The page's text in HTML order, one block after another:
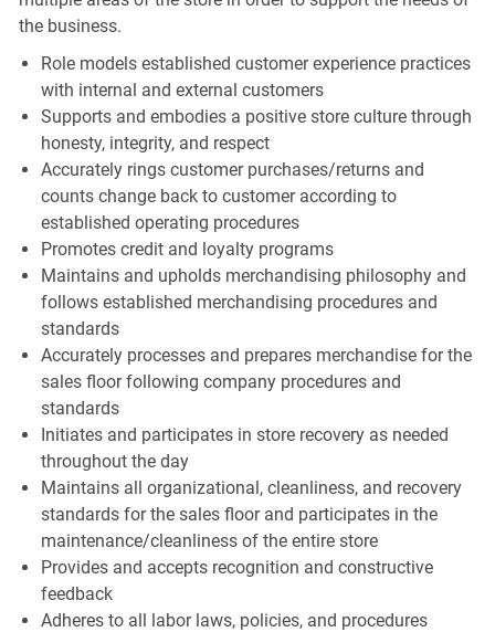
the business.
Role models established customer experience practices
with internal and external customers
Supports and embodies a positive store culture through
honesty, integrity, and respect
Accurately rings customer purchases/returns and
counts change back to customer according to
established operating procedures
Promotes credit and loyalty programs
Maintains and upholds merchandising philosophy and
follows established merchandising procedures and
standards
Accurately processes and prepares merchandise for the
sales floor following company procedures and
standards
Initiates and participates in store recovery as needed
throughout the day
Maintains all organizational, cleanliness, and recovery
standards for the sales floor and participates in the
maintenance/cleanliness of the entire store
Provides and accepts recognition and constructive
feedback
Adheres to all labor laws, policies, and procedures